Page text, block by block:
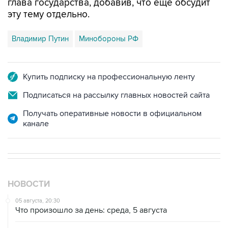
глава государства, добавив, что еще обсудит
эту тему отдельно.
Владимир Путин Минобороны РФ
Купить подписку на профессиональную ленту
Подписаться на рассылку главных новостей сайта
Получать оперативные новости в официальном
канале
НОВОСТИ
05 августа, 20:30
Что произошло за день: среда, 5 августа